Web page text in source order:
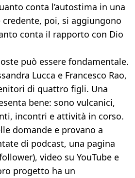
conta l’autostima in una
credente, poi, si aggiungono
conta il rapporto con Dio
può essere fondamentale.
Lucca e Francesco Rao,
di quattro figli. Una
bene: sono vulcanici,
incontri e attività in corso.
domande e provano a
di podcast, una pagina
video su YouTube e
progetto ha un